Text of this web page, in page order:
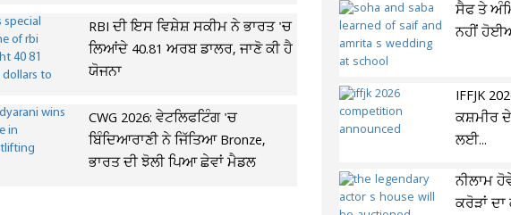
RBI ਦੀ ਇਸ ਵਿਸ਼ੇਸ਼ ਸਕੀਮ ਨੇ ਭਾਰਤ 'ਚ
ਲਿਆਂਦੇ 40.81 ਅਰਬ ਡਾਲਰ, ਜਾਣੋ ਕੀ ਹੈ
ਯੋਜਨਾ
CWG 2026: ਵੇਟਲਿਫਟਿੰਗ 'ਚ
ਬਿੰਦਿਆਰਾਣੀ ਨੇ ਜਿੱਤਿਆ Bronze,
ਭਾਰਤ ਦੀ ਝੋਲੀ ਪਿਆ ਛੇਵਾਂ ਮੈਡਲ
ਸੈਫ ਤੇ
ਨਹੀਂ
IFFJK
ਕਸ਼ਮੀਰ
ਲਈ...
ਨੀਲਾਮ
ਕਰੋੜਾਂ